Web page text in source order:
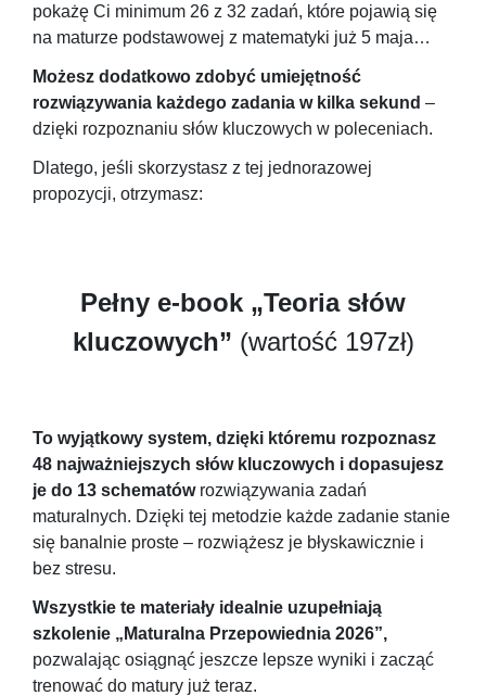
pokażę Ci minimum 26 z 32 zadań, które pojawią się
na maturze podstawowej z matematyki już 5 maja…
Możesz dodatkowo zdobyć umiejętność
rozwiązywania każdego zadania w kilka sekund –
dzięki rozpoznaniu słów kluczowych w poleceniach.
Dlatego, jeśli skorzystasz z tej jednorazowej
propozycji, otrzymasz:
Pełny e-book „Teoria słów
kluczowych” (wartość 197zł)
To wyjątkowy system, dzięki któremu rozpoznasz
48 najważniejszych słów kluczowych i dopasujesz
je do 13 schematówrozwiązywania zadań
maturalnych. Dzięki tej metodzie każde zadanie stanie
się banalnie proste – rozwiążesz je błyskawicznie i
bez stresu.
Wszystkie te materiały idealnie uzupełniają
szkolenie „Maturalna Przepowiednia 2026”,
pozwalając osiągnąć jeszcze lepsze wyniki i zacząć
trenować do matury już teraz.